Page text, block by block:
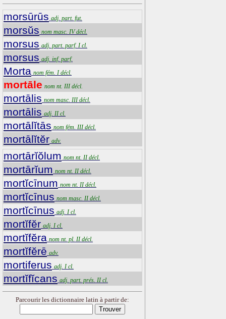
morsūrūs adj. part. fut.
morsŭs nom masc. IV décl.
morsus adj. part. parf. I cl.
morsus adj. inf. parf.
Morta nom fém. I décl.
mortāle nom nt. III décl.
mortālis nom masc. III décl.
mortālis adj. II cl.
mortālĭtās nom fém. III décl.
mortālĭtĕr adv.
mortārĭŏlum nom nt. II décl.
mortārĭum nom nt. II décl.
mortĭcīnum nom nt. II décl.
mortĭcīnus nom masc. II décl.
mortĭcīnus adj. I cl.
mortĭfĕr adj. I cl.
mortĭfĕra nom nt. pl. II décl.
mortĭfĕrē adv.
mortiferus adj. I cl.
mortĭfĭcans adj. part. prés. II cl.
Parcourir les dictionnaire latin à partir de: